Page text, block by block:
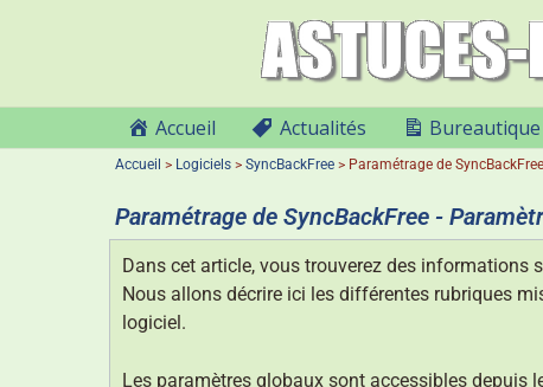
Accueil Actualités Bureautique
Accueil > Logiciels > SyncBackFree > Paramétrage de
Paramétrage de SyncBackFree -
Dans cet article, vous trouverez des informations
Nous allons décrire ici les différentes rubriques
logiciel.
Les paramètres globaux sont accessibles depuis